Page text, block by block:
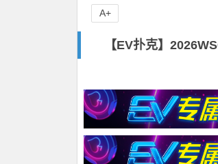
【EV扑克】
A+